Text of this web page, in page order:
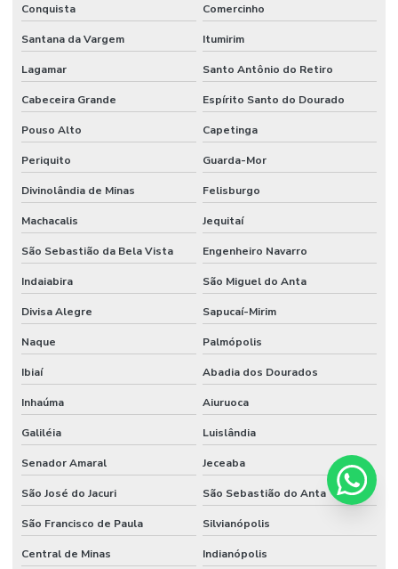
Conquista Comercinho
Santana da Vargem Itumirim
Lagamar Santo Antônio do Retiro
Cabeceira Grande Espírito Santo do Dourado
Pouso Alto Capetinga
Periquito Guarda-Mor
Divinolândia de Minas Felisburgo
Machacalis Jequitaí
São Sebastião da Bela Vista Engenheiro Navarro
Indaiabira São Miguel do Anta
Divisa Alegre Sapucaí-Mirim
Naque Palmópolis
Ibiaí Abadia dos Dourados
Inhaúma Aiuruoca
Galiléia Luislândia
Senador Amaral Jeceaba
São José do Jacuri São Sebastião do Anta
São Francisco de Paula Silvianópolis
Central de Minas Indianópolis